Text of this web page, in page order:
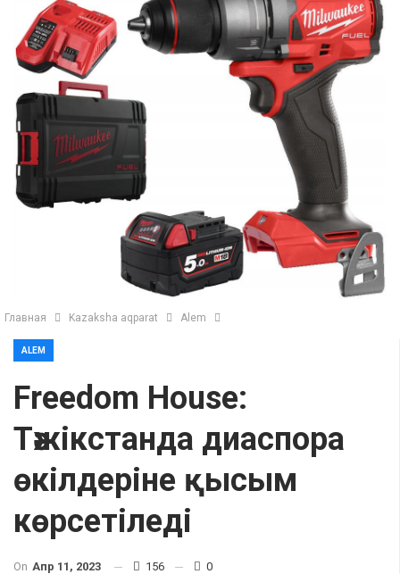
Главная Kazaksha aqparat Alem
ALEM
Freedom House:
Тәжікстанда диаспора
өкілдеріне қысым
көрсетіледі
On Апр 11, 2023 156 0